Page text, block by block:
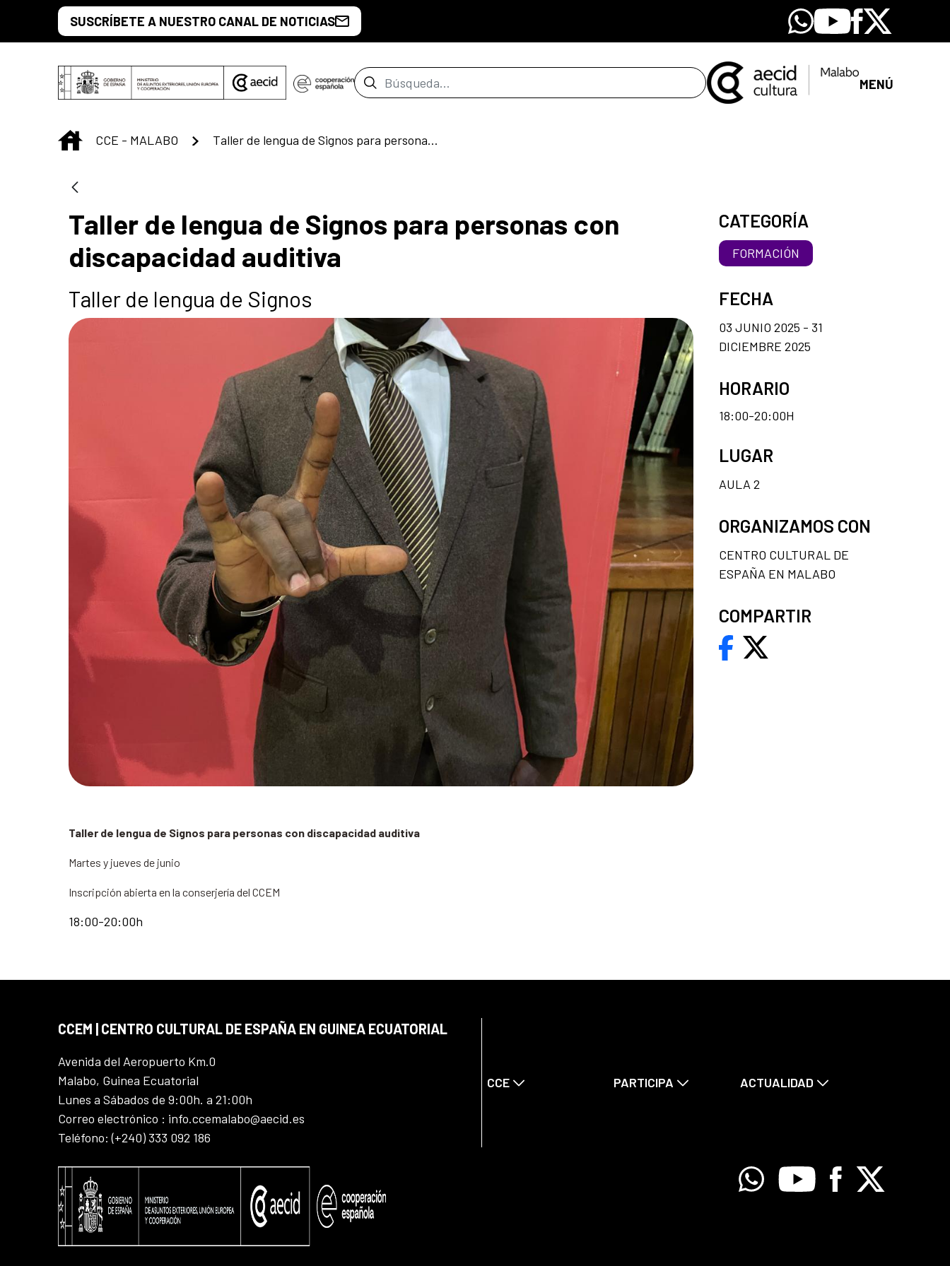
Saltar al contenido principal
SUSCRÍBETE A NUESTRO CANAL DE NOTICIAS Whatsapp
YoutubeFacebook
X
Barra de búsqueda MENÚ
INICIO
CCE - MALABO Taller de lengua de Signos para personas con discapacidad auditiva
Taller de lengua de Signos para personas con
discapacidad auditiva
Taller de lengua de Signos
Taller de lengua de Signos para personas con discapacidad auditiva
Martes y jueves de junio
Inscripción abierta en la conserjería del CCEM
18:00-20:00h
CATEGORÍA
FORMACIÓN
FECHA
03 JUNIO 2025 - 31
DICIEMBRE 2025
HORARIO
18:00-20:00H
LUGAR
AULA 2
ORGANIZAMOS CON
CENTRO CULTURAL DE
ESPAÑA EN MALABO
COMPARTIR
CCEM | CENTRO CULTURAL DE ESPAÑA EN GUINEA ECUATORIAL
Avenida del Aeropuerto Km.0
Malabo, Guinea Ecuatorial
Lunes a Sábados de 9:00h. a 21:00h
Correo electrónico : info.ccemalabo@aecid.es
Teléfono: (+240) 333 092 186
CCE PARTICIPA ACTUALIDAD
WhatsappYoutube Facebook
X